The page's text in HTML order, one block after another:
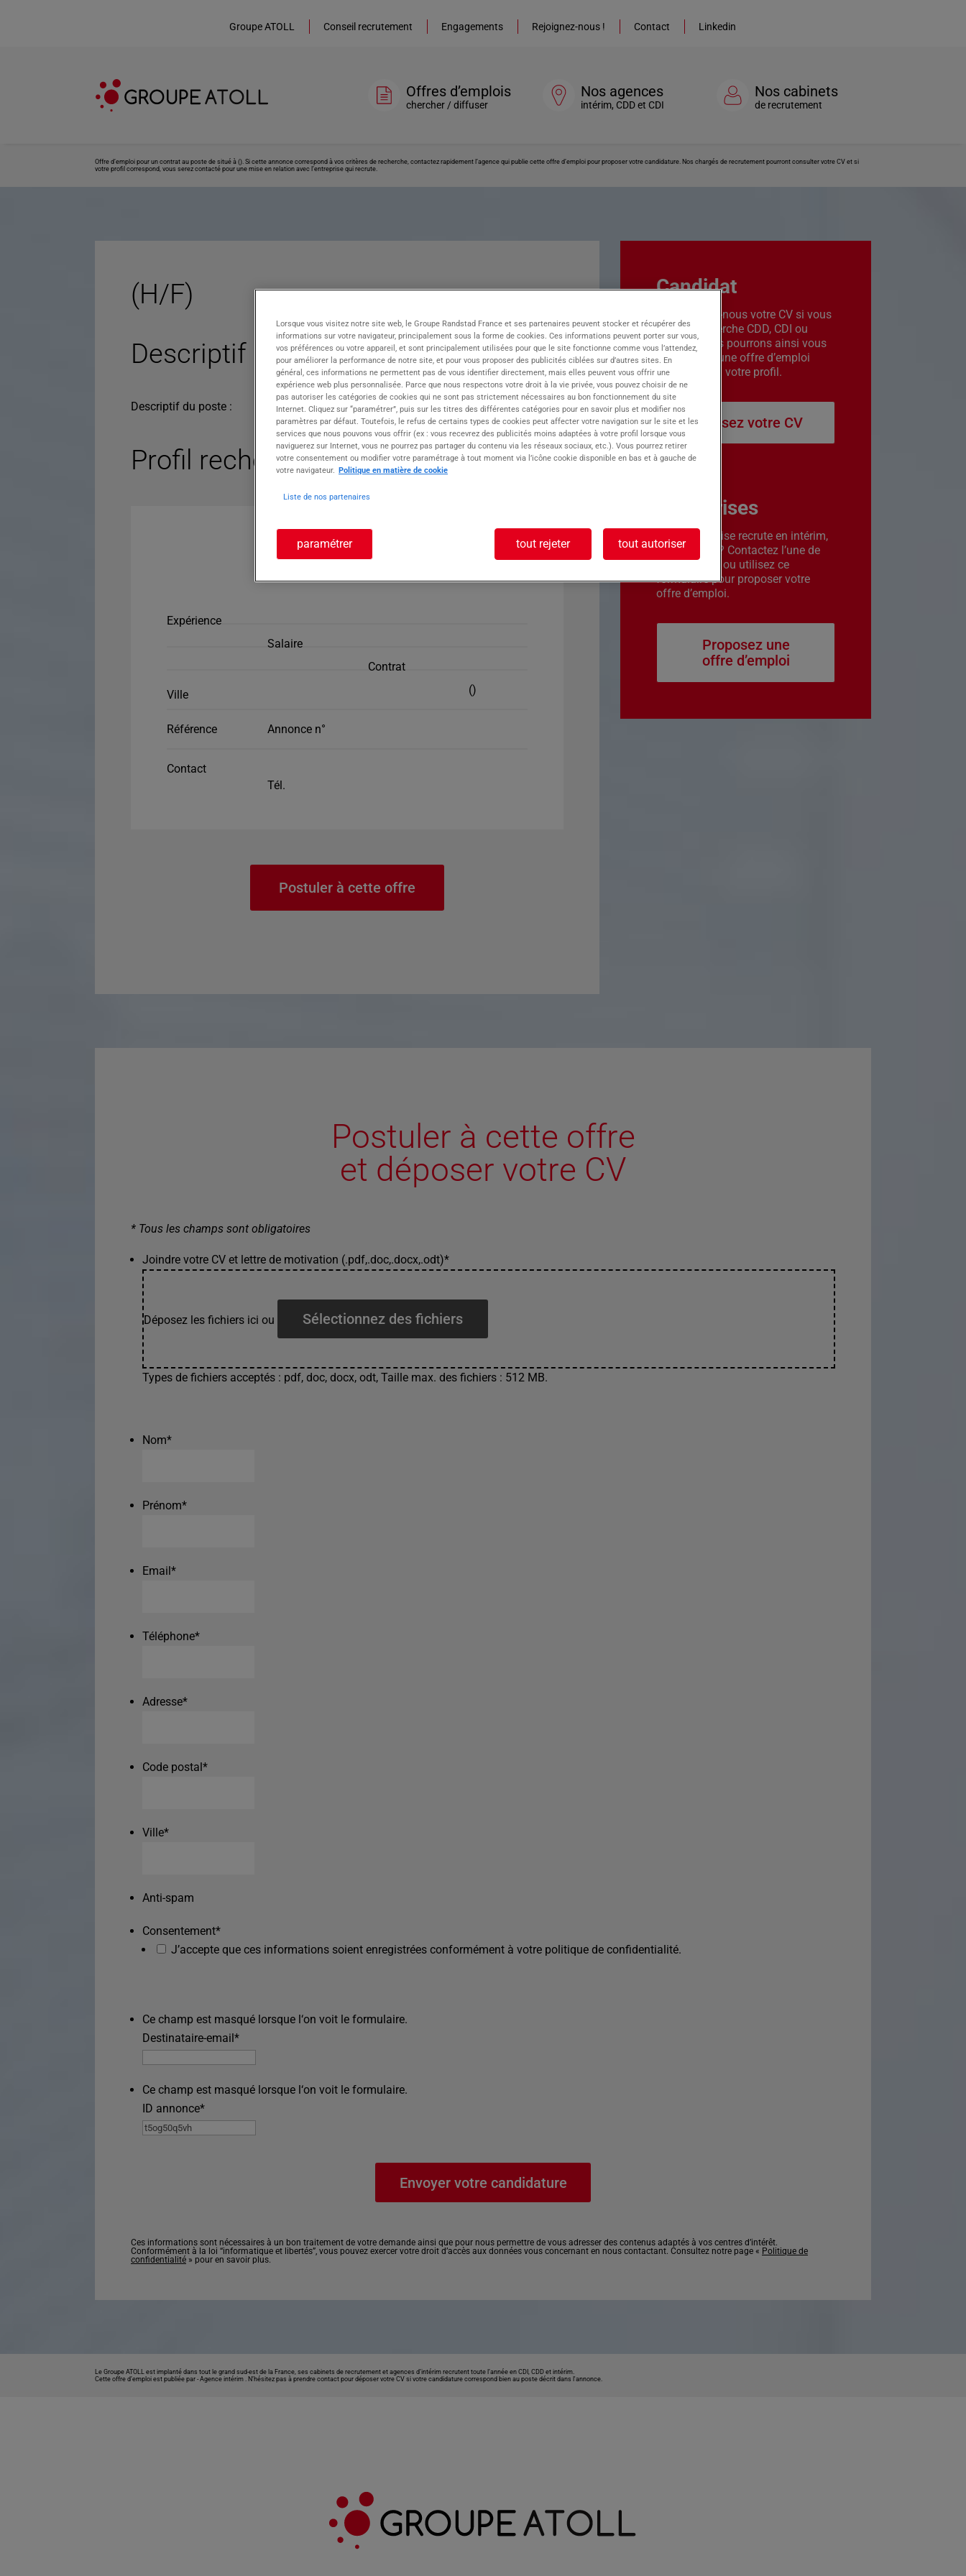
Groupe ATOLL Conseil recrutement Engagements Rejoignez-nous ! Contact Linkedin
Offres d’emplois
chercher / diffuser
Nos agences
intérim, CDD et CDI
Nos cabinets
de recrutement
Offre d’emploi pour un contrat au poste de situé à (). Si cette annonce correspond à vos critères de recherche, contactez rapidement l’agence qui publie cette offre d’emploi pour proposer votre candidature. Nos chargés de recrutement pourront consulter votre CV et si
votre profil correspond, vous serez contacté pour une mise en relation avec l’entreprise qui recrute.
(H/F)
Descriptif du poste :
Descriptif du poste :
Profil recherché
Expérience
Salaire
Contrat
Ville ()
Référence Annonce n°
Contact
Tél.
Postuler à cette offre
Candidat
Transmettez-nous votre CV si vous
êtes en recherche CDD, CDI ou
intérim. Nous pourrons ainsi vous
contacter si une offre d’emploi
correspond à votre profil.
Déposez votre CV
Entreprises
Votre entreprise recrute en intérim,
CDD ou CDI ? Contactez l’une de
nos agences ou utilisez ce
formulaire pour proposer votre
offre d’emploi.
Proposez une
offre d’emploi
Postuler à cette offre
et déposer votre CV
* Tous les champs sont obligatoires
Joindre votre CV et lettre de motivation (.pdf,.doc,.docx,.odt)*
Déposez les fichiers ici ou Sélectionnez des fichiers
Types de fichiers acceptés : pdf, doc, docx, odt, Taille max. des fichiers : 512 MB.
Nom*
Prénom*
Email*
Téléphone*
Adresse*
Code postal*
Ville*
Anti-spam
Consentement*
J’accepte que ces informations soient enregistrées conformément à votre politique de confidentialité.
Ce champ est masqué lorsque l‘on voit le formulaire.
Destinataire-email*
Ce champ est masqué lorsque l‘on voit le formulaire.
ID annonce*
Ces informations sont nécessaires à un bon traitement de votre demande ainsi que pour nous permettre de vous adresser des contenus adaptés à vos centres d’intérêt.
Conformément à la loi “informatique et libertés”, vous pouvez exercer votre droit d’accès aux données vous concernant en nous contactant. Consultez notre page « Politique de
confidentialité » pour en savoir plus.
Le Groupe ATOLL est implanté dans tout le grand sud-est de la France, ses cabinets de recrutement et agences d’intérim recrutent toute l’année en CDI, CDD et intérim.
Cette offre d’emploi est publiée par -Agence intérim . N’hésitez pas à prendre contact pour déposer votre CV si votre candidature correspond bien au poste décrit dans l'annonce.
Lorsque vous visitez notre site web, le Groupe Randstad France et ses partenaires peuvent stocker et récupérer des
informations sur votre navigateur, principalement sous la forme de cookies. Ces informations peuvent porter sur vous,
vos préférences ou votre appareil, et sont principalement utilisées pour que le site fonctionne comme vous l’attendez,
pour améliorer la performance de notre site, et pour vous proposer des publicités ciblées sur d’autres sites. En
général, ces informations ne permettent pas de vous identifier directement, mais elles peuvent vous offrir une
expérience web plus personnalisée. Parce que nous respectons votre droit à la vie privée, vous pouvez choisir de ne
pas autoriser les catégories de cookies qui ne sont pas strictement nécessaires au bon fonctionnement du site
Internet. Cliquez sur “paramétrer”, puis sur les titres des différentes catégories pour en savoir plus et modifier nos
paramètres par défaut. Toutefois, le refus de certains types de cookies peut affecter votre navigation sur le site et les
services que nous pouvons vous offrir (ex : vous recevrez des publicités moins adaptées à votre profil lorsque vous
naviguerez sur Internet, vous ne pourrez pas partager du contenu via les réseaux sociaux, etc.). Vous pourrez retirer
votre consentement ou modifier votre paramétrage à tout moment via l’icône cookie disponible en bas et à gauche de
votre navigateur. Politique en matière de cookie
Liste de nos partenaires
paramétrer tout rejeter tout autoriser